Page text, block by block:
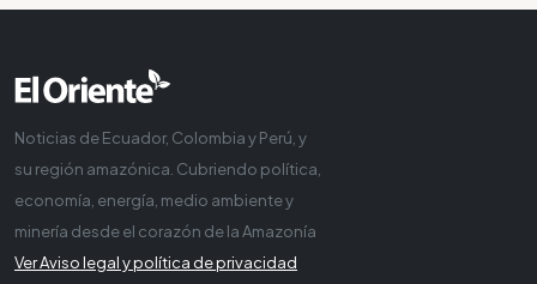
Noticias de Ecuador, Colombia y Perú, y
su región amazónica. Cubriendo política,
economía, energía, medio ambiente y
minería desde el corazón de la Amazonía
Ver Aviso legal y política de privacidad